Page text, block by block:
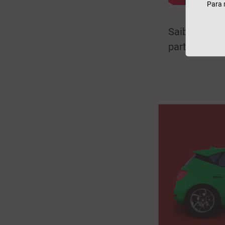
Saiba ainda
Para